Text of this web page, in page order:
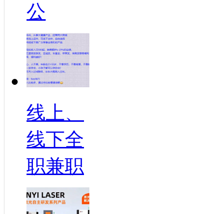
公
线上、
线下全
职兼职